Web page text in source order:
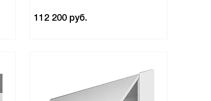
112 200 руб.